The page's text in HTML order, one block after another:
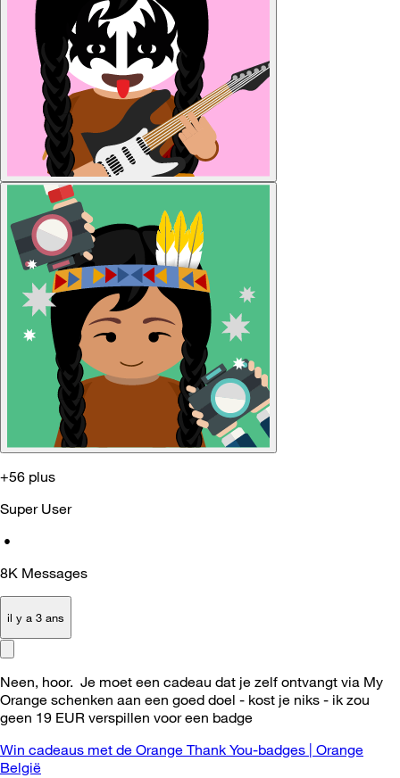
+56 plus
Super User
•
8K Messages
il y a 3 ans
Neen, hoor. Je moet een cadeau dat je zelf ontvangt via My
Orange schenken aan een goed doel - kost je niks - ik zou
geen 19 EUR verspillen voor een badge
Win cadeaus met de Orange Thank You-badges | Orange
België